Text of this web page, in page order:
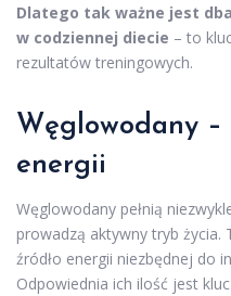
Dlatego tak ważne jest
w codziennej diecie – to
rezultatów treningowych.
Węglowodany
energii
Węglowodany pełnią
prowadzą aktywny tryb
źródło energii niezbędnej do
Odpowiednia ich ilość jest